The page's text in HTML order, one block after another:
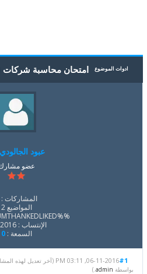
ادوات الموضوع امتحان محاسبة شركات 1 فصل 1161
عبود الجالودي
عضو مشارك
المشاركات : 2
المواضيع 2
%%TYL_NUMTHANKEDLIKED%%
الإنتساب : Oct 2016
السمعة :0
#1
06-11-2016, 03:11 PM
بواسطةadmin
.)